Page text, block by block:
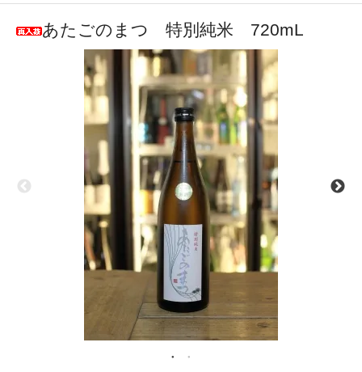
あたごのまつ 特別純米 720mL